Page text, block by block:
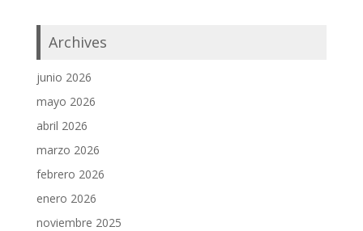
Archives
junio 2026
mayo 2026
abril 2026
marzo 2026
febrero 2026
enero 2026
noviembre 2025